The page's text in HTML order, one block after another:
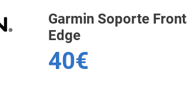
Garmin Soporte
Edge
40€